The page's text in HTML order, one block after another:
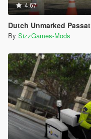
4.67
Dutch Unmarked Passat
By SizzGames-Mods